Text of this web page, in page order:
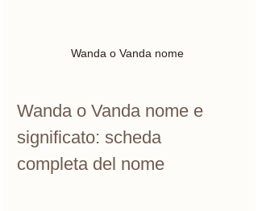
Wanda o Vanda nome
Wanda o Vanda nome e
significato: scheda
completa del nome